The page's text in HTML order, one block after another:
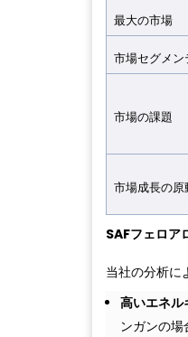
最大の市場
市場セグメン
市場の課題
市場成長の原
SAFフェロア
当社の分析に
高いエネル
ンガンの